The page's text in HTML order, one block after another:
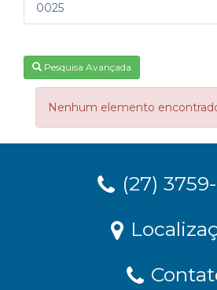
0025
Pesquisa Avançada
Nenhum elemento
(27) 3759-